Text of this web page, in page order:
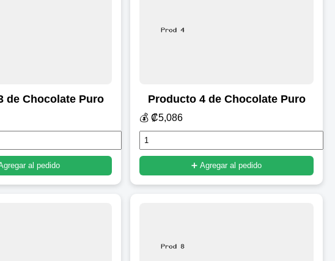
de Chocolate Puro
al pedido
Producto 4 de Chocolate Puro
💰 ₡5,086
➕ Agregar al pedido